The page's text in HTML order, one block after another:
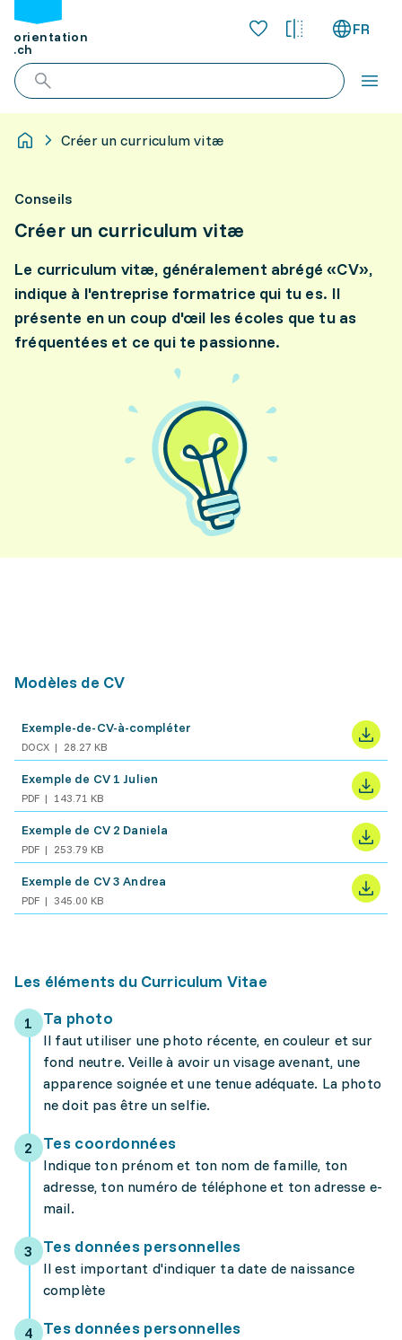
orientation
.ch
FR
Créer un curriculum vitæ
Conseils
Créer un curriculum vitæ
Le curriculum vitæ, généralement abrégé «CV»,
indique à l'entreprise formatrice qui tu es. Il
présente en un coup d'œil les écoles que tu as
fréquentées et ce qui te passionne.
Modèles de CV
Exemple-de-CV-à-compléter
DOCX 28.27 KB
Exemple de CV 1 Julien
PDF 143.71 KB
Exemple de CV 2 Daniela
PDF 253.79 KB
Exemple de CV 3 Andrea
PDF 345.00 KB
Les éléments du Curriculum Vitae
Ta photo
Il faut utiliser une photo récente, en couleur et sur
fond neutre. Veille à avoir un visage avenant, une
apparence soignée et une tenue adéquate. La photo
ne doit pas être un selfie.
Tes coordonnées
Indique ton prénom et ton nom de famille, ton
adresse, ton numéro de téléphone et ton adresse e-
mail.
Tes données personnelles
Il est important d'indiquer ta date de naissance
complète
Tes données personnelles